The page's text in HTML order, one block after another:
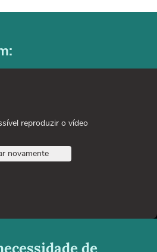
reproduzir o vídeo
novamente
de